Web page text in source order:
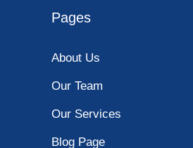
Pages
About Us
Our Team
Our Services
Blog Page